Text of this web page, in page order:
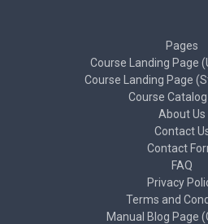
Pages
Course Landing Page
Course Landing Page
Course
About Us
Contact
Contact
FAQ
Privacy
Terms and
Manual Blog Page